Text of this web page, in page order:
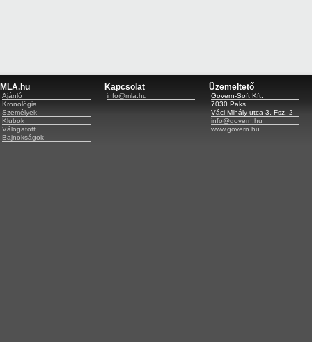
MLA.hu
Ajánló
Kronológia
Személyek
Klubok
Válogatott
Bajnokságok
Kapcsolat
info@mla.hu
Üzemeltető
Govern-Soft Kft.
7030 Paks
Váci Mihály utca 3. Fsz. 2
info@govern.hu
www.govern.hu